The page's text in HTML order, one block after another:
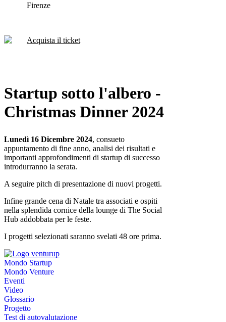
Startup sotto l'albero -
Christmas Dinner 2024
Lunedì 16 Dicembre 2024, consueto
appuntamento di fine anno, analisi dei risultati e
importanti approfondimenti di startup di successo
introdurranno la serata.
A seguire pitch di presentazione di nuovi progetti.
Infine grande cena di Natale tra associati e ospiti
nella splendida cornice della lounge di The Social
Hub addobbata per le feste.
I progetti selezionati saranno svelati 48 ore prima.
Firenze
Acquista il ticket
Mondo Startup
Mondo Venture
Eventi
Video
Glossario
Progetto
Test di autovalutazione